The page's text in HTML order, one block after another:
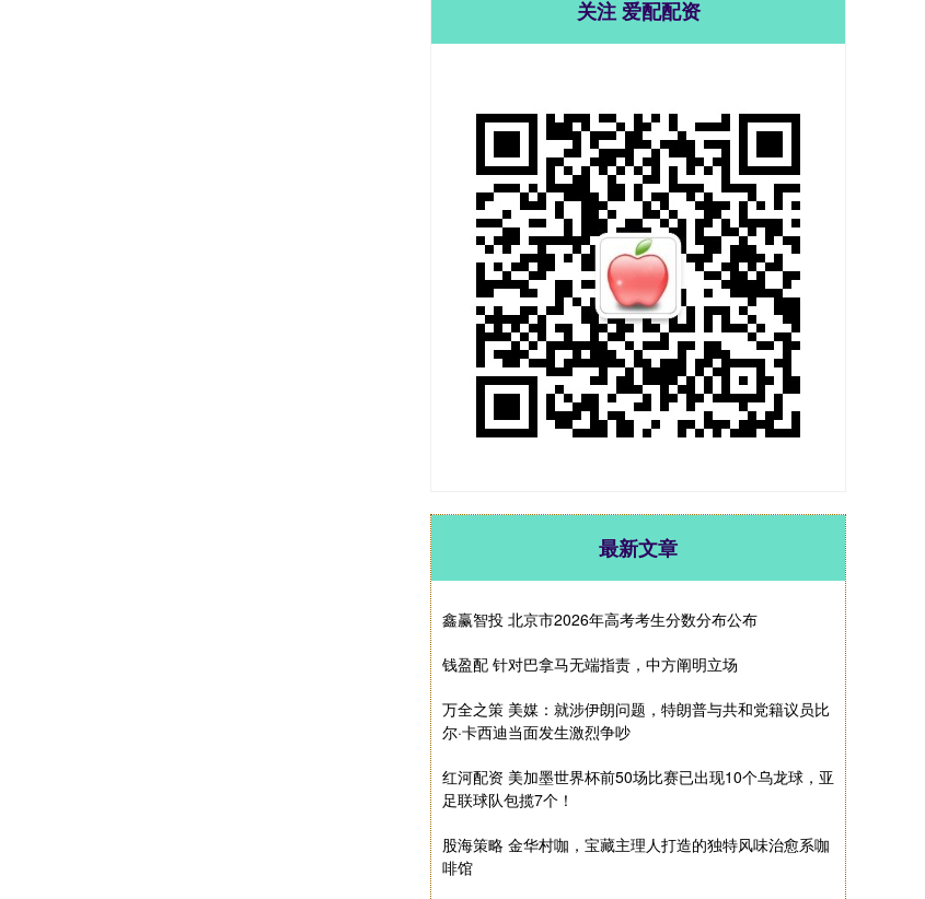
关注 爱配配资
最新文章
鑫赢智投 北京市2026年高考考生分数分布公布
钱盈配 针对巴拿马无端指责，中方阐明立场
万全之策 美媒：就涉伊朗问题，特朗普与共和党籍议员比
尔·卡西迪当面发生激烈争吵
红河配资 美加墨世界杯前50场比赛已出现10个乌龙球，亚
足联球队包揽7个！
股海策略 金华村咖，宝藏主理人打造的独特风味治愈系咖
啡馆